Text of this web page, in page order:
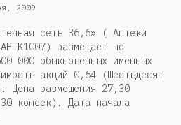
2009
сеть 36,6» ( Аптеки
размещает по
000 обыкновенных именных
акций 0,64 (Шестьдесят
Цена размещения 27,30
копеек). Дата начала